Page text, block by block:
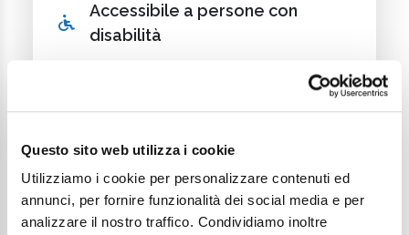
Questo sito web utilizza i cookie
Utilizziamo i cookie per personalizzare contenuti ed
annunci, per fornire funzionalità dei social media e per
analizzare il nostro traffico. Condividiamo inoltre
Accessibile a persone con
disabilità
Continua a esplorare